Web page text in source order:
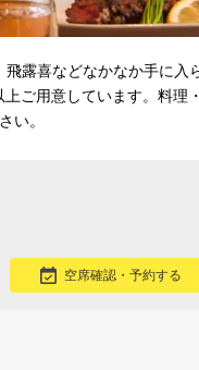
露喜などなかなか手に入
ご用意しています。料理
い。
空席確認・予約する